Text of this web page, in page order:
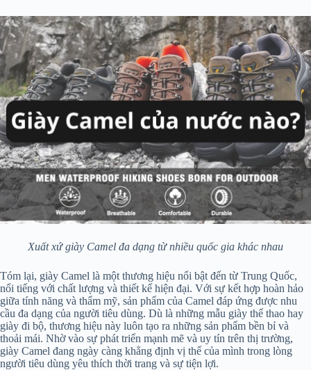
Xuất xứ giày Camel đa dạng từ nhiều quốc gia khác nhau
Tóm lại, giày Camel là một thương hiệu nổi bật đến từ Trung Quốc,
nổi tiếng với chất lượng và thiết kế hiện đại. Với sự kết hợp hoàn hảo
giữa tính năng và thẩm mỹ, sản phẩm của Camel đáp ứng được nhu
cầu đa dạng của người tiêu dùng. Dù là những mẫu giày thể thao hay
giày đi bộ, thương hiệu này luôn tạo ra những sản phẩm bền bỉ và
thoải mái. Nhờ vào sự phát triển mạnh mẽ và uy tín trên thị trường,
giày Camel đang ngày càng khẳng định vị thế của mình trong lòng
người tiêu dùng yêu thích thời trang và sự tiện lợi.